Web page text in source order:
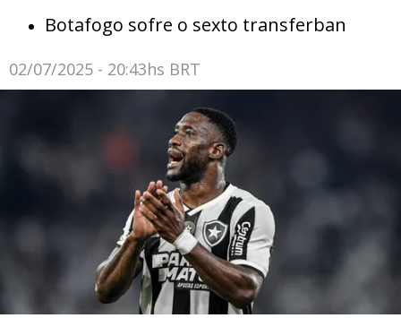
Botafogo sofre o sexto transferban
02/07/2025 - 20:43hs BRT